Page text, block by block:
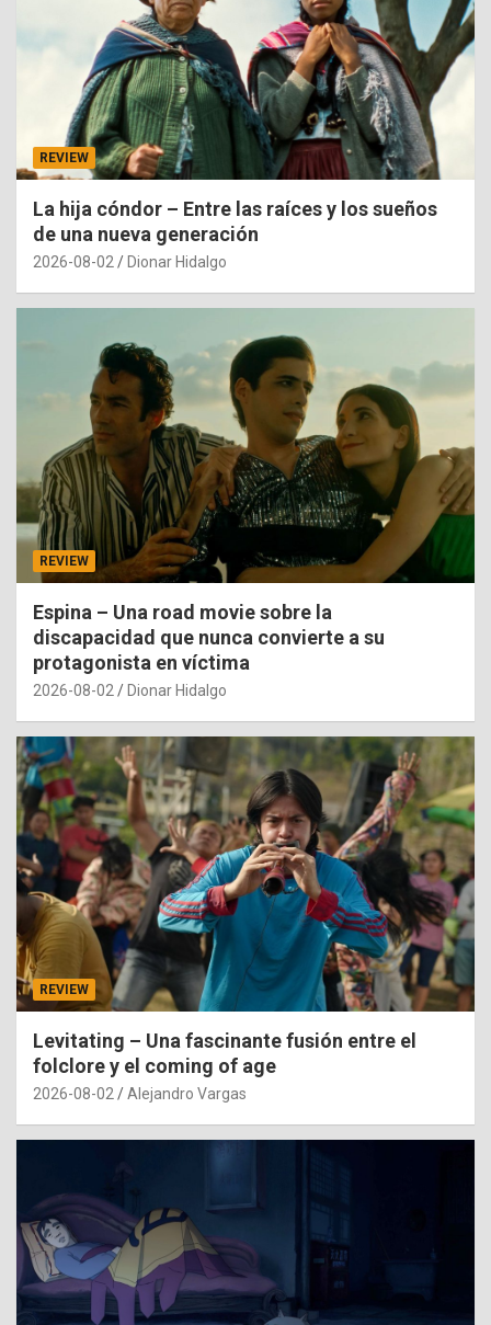
REVIEW
La hija cóndor – Entre las raíces y los sueños
de una nueva generación
2026-08-02 Dionar Hidalgo
REVIEW
Espina – Una road movie sobre la
discapacidad que nunca convierte a su
protagonista en víctima
2026-08-02 Dionar Hidalgo
REVIEW
Levitating – Una fascinante fusión entre el
folclore y el coming of age
2026-08-02 Alejandro Vargas